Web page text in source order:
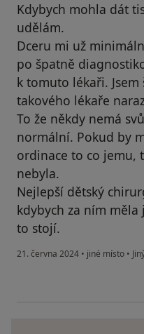
Kdybych mohla dát
udělám.
Dceru mi už
po špatně
k tomuto lékaři. Jsem
takového lékaře
To že někdy nemá
normální. Pokud by
ordinace to co jemu,
nebyla.
Nejlepší dětský
kdybych za ním
to stojí.
21. června 2024 • jiné místo •